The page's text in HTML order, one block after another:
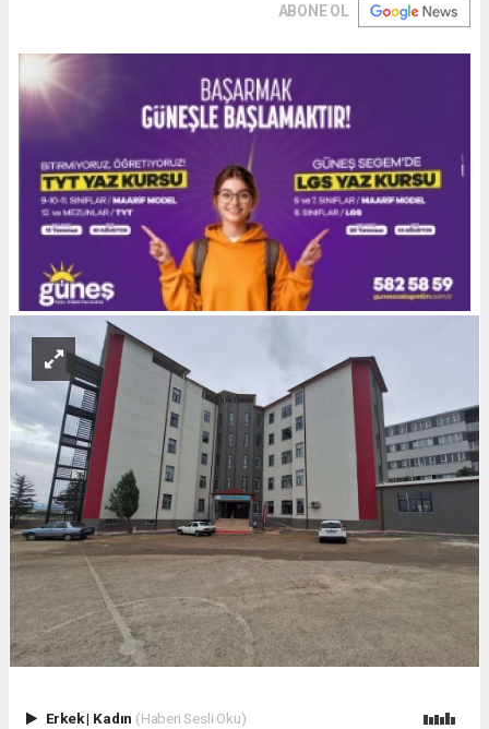
ABONE OL
Erkek| Kadın (Haberi Sesli Oku)